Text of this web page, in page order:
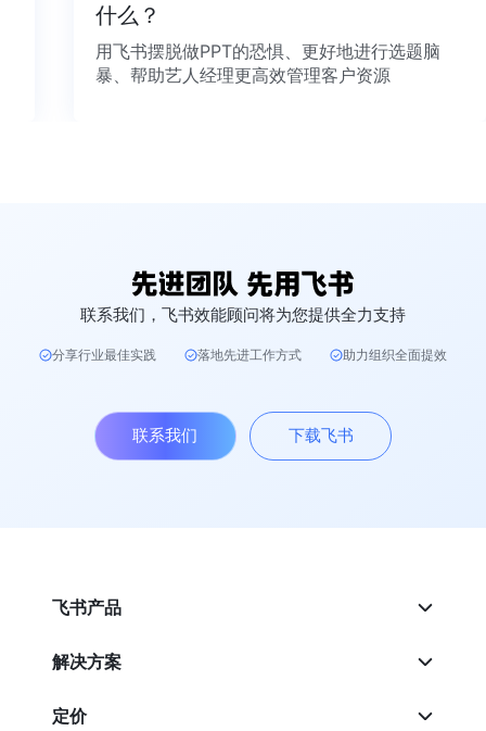
什么？
用飞书摆脱做PPT的恐惧、更好地进行选题脑
暴、帮助艺人经理更高效管理客户资源
联系我们，飞书效能顾问将为您提供全力支持
分享行业最佳实践 落地先进工作方式 助力组织全面提效
联系我们 下载飞书
飞书产品
解决方案
定价